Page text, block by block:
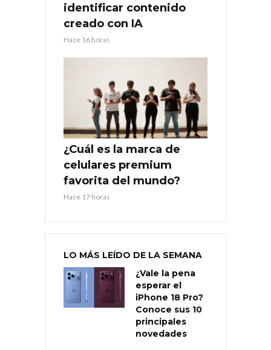
identificar contenido
creado con IA
Hace 16 horas
¿Cuál es la marca de
celulares premium
favorita del mundo?
Hace 17 horas
LO MÁS LEÍDO DE LA SEMANA
¿Vale la pena
esperar el
iPhone 18 Pro?
Conoce sus 10
principales
novedades